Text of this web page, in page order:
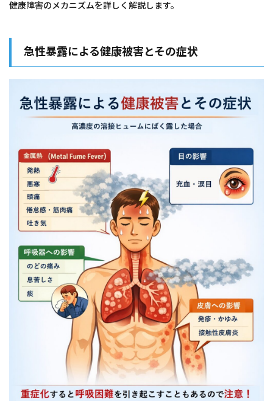
健康障害のメカニズムを詳しく解説します。
急性暴露による健康被害とその症状